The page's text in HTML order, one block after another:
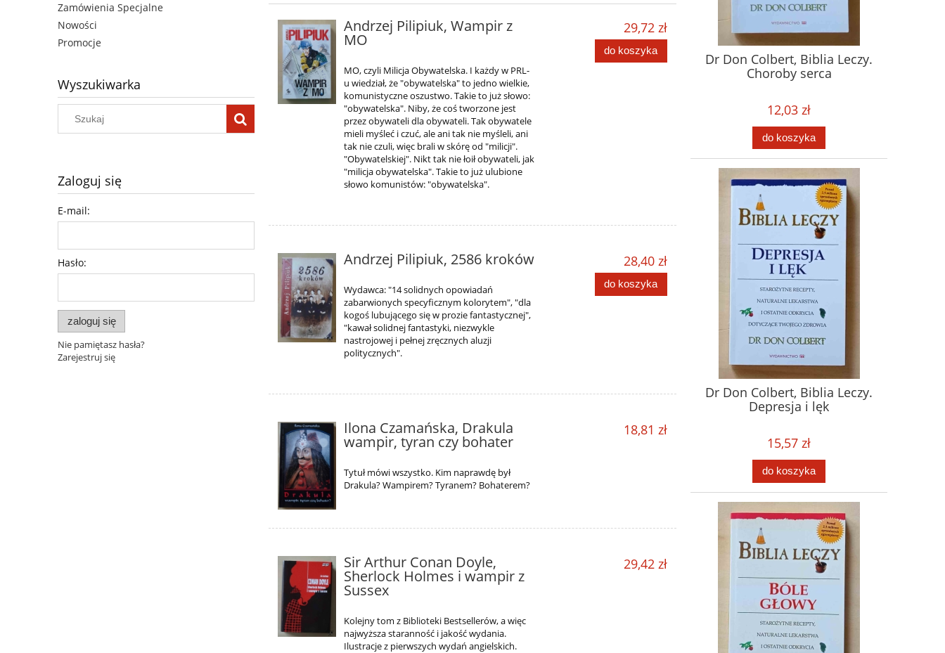
Zamówienia Specjalne
Nowości
Promocje
Wyszukiwarka
Zaloguj się
E-mail:
Hasło:
zaloguj się
Nie pamiętasz hasła?
Zarejestruj się
Andrzej Pilipiuk, Wampir z
MO
MO, czyli Milicja Obywatelska. I każdy w PRL-
u wiedział, że "obywatelska" to jedno wielkie,
komunistyczne oszustwo. Takie to już słowo:
"obywatelska". Niby, że coś tworzone jest
przez obywateli dla obywateli. Tak obywatele
mieli myśleć i czuć, ale ani tak nie myśleli, ani
tak nie czuli, więc brali w skórę od "milicji".
"Obywatelskiej". Nikt tak nie łoił obywateli, jak
"milicja obywatelska". Takie to już ulubione
słowo komunistów: "obywatelska".
29,72 zł
do koszyka
Andrzej Pilipiuk, 2586 kroków
Wydawca: "14 solidnych opowiadań
zabarwionych specyficznym kolorytem", "dla
kogoś lubującego się w prozie fantastycznej",
"kawał solidnej fantastyki, niezwykle
nastrojowej i pełnej zręcznych aluzji
politycznych".
28,40 zł
do koszyka
Ilona Czamańska, Drakula
wampir, tyran czy bohater
Tytuł mówi wszystko. Kim naprawdę był
Drakula? Wampirem? Tyranem? Bohaterem?
18,81 zł
Sir Arthur Conan Doyle,
Sherlock Holmes i wampir z
Sussex
Kolejny tom z Biblioteki Bestsellerów, a więc
najwyższa staranność i jakość wydania.
Ilustracje z pierwszych wydań angielskich.
29,42 zł
Dr Don Colbert, Biblia Leczy.
Choroby serca
12,03 zł
do koszyka
Dr Don Colbert, Biblia Leczy.
Depresja i lęk
15,57 zł
do koszyka